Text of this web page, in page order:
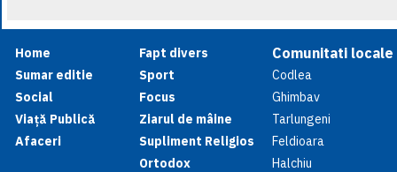
Home
Sumar editie
Social
Viață Publică
Afaceri
Fapt divers
Sport
Focus
Ziarul de mâine
Supliment Religios
Ortodox
Comunitati locale
Codlea
Ghimbav
Tarlungeni
Feldioara
Halchiu